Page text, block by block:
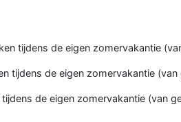
tijdens de eigen zomervakantie
tijdens de eigen zomervakantie
tijdens de eigen zomervakantie (van